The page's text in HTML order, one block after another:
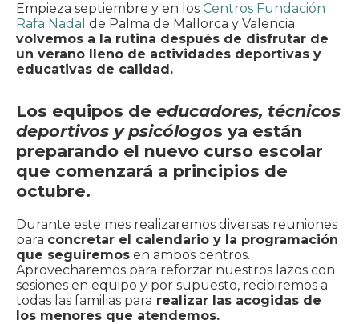
Empieza septiembre y en los Centros Fundación
Rafa Nadal de Palma de Mallorca y Valencia
volvemos a la rutina después de disfrutar de
un verano lleno de actividades deportivas y
educativas de calidad.
Los equipos de educadores, técnicos
deportivos y psicólogos ya están
preparando el nuevo curso escolar
que comenzará a principios de
octubre.
Durante este mes realizaremos diversas reuniones
para concretar el calendario y la programación
que seguiremos en ambos centros.
Aprovecharemos para reforzar nuestros lazos con
sesiones en equipo y por supuesto, recibiremos a
todas las familias para realizar las acogidas de
los menores que atendemos.